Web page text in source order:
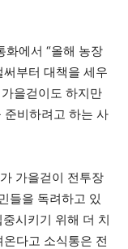
화에서 “올해 농장
부터 대책을 세우
을걷이도 하지만
준비하려고 하는 사
가을걷이 전투장
들을 독려하고 있
중시키기 위해 더 치
다고 소식통은 전